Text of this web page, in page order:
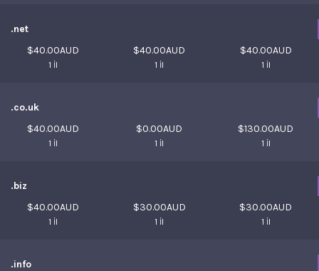
.net
$40.00AUD
1 İl
$40.00AUD
1 İl
$40.00AUD
1 İl
.co.uk
$40.00AUD
1 İl
$0.00AUD
1 İl
$130.00AUD
1 İl
.biz
$40.00AUD
1 İl
$30.00AUD
1 İl
$30.00AUD
1 İl
.info